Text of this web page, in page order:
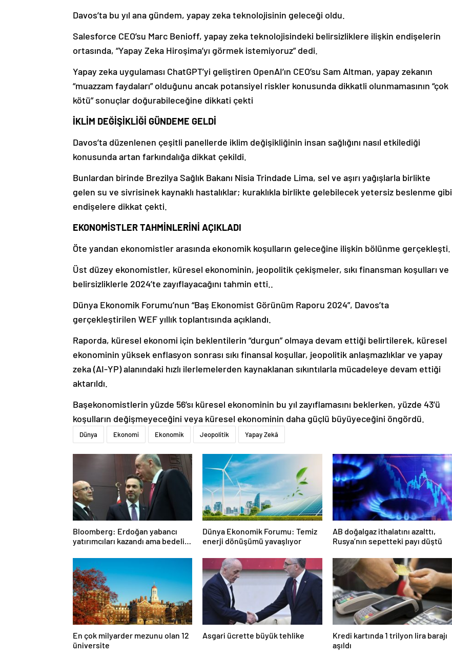
Davos’ta bu yıl ana gündem, yapay zeka teknolojisinin geleceği oldu.
Salesforce CEO’su Marc Benioff, yapay zeka teknolojisindeki belirsizliklere ilişkin endişelerin
ortasında, “Yapay Zeka Hiroşima’yı görmek istemiyoruz” dedi.
Yapay zeka uygulaması ChatGPT’yi geliştiren OpenAI’ın CEO’su Sam Altman, yapay zekanın
“muazzam faydaları” olduğunu ancak potansiyel riskler konusunda dikkatli olunmamasının “çok
kötü” sonuçlar doğurabileceğine dikkati çekti
İKLİM DEĞİŞİKLİĞİ GÜNDEME GELDİ
Davos’ta düzenlenen çeşitli panellerde iklim değişikliğinin insan sağlığını nasıl etkilediği
konusunda artan farkındalığa dikkat çekildi.
Bunlardan birinde Brezilya Sağlık Bakanı Nisia Trindade Lima, sel ve aşırı yağışlarla birlikte
gelen su ve sivrisinek kaynaklı hastalıklar; kuraklıkla birlikte gelebilecek yetersiz beslenme gibi
endişelere dikkat çekti.
EKONOMİSTLER TAHMİNLERİNİ AÇIKLADI
Öte yandan ekonomistler arasında ekonomik koşulların geleceğine ilişkin bölünme gerçekleşti.
Üst düzey ekonomistler, küresel ekonominin, jeopolitik çekişmeler, sıkı finansman koşulları ve
belirsizliklerle 2024’te zayıflayacağını tahmin etti..
Dünya Ekonomik Forumu’nun “Baş Ekonomist Görünüm Raporu 2024”, Davos’ta
gerçekleştirilen WEF yıllık toplantısında açıklandı.
Raporda, küresel ekonomi için beklentilerin “durgun” olmaya devam ettiği belirtilerek, küresel
ekonominin yüksek enflasyon sonrası sıkı finansal koşullar, jeopolitik anlaşmazlıklar ve yapay
zeka (AI-YP) alanındaki hızlı ilerlemelerden kaynaklanan sıkıntılarla mücadeleye devam ettiği
aktarıldı.
Başekonomistlerin yüzde 56’sı küresel ekonominin bu yıl zayıflamasını beklerken, yüzde 43’ü
koşulların değişmeyeceğini veya küresel ekonominin daha güçlü büyüyeceğini öngördü.
Dünya Ekonomi Ekonomik Jeopolitik Yapay Zekâ
Bloomberg: Erdoğan yabancı
yatırımcıları kazandı ama bedelini
Dünya Ekonomik Forumu: Temiz
enerji dönüşümü yavaşlıyor
AB doğalgaz ithalatını azalttı,
Rusya’nın sepetteki payı düştü
En çok milyarder mezunu olan 12
üniversite
Asgari ücrette büyük tehlike
Kredi kartında 1 trilyon lira barajı
aşıldı